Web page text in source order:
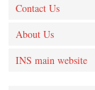
Contact Us
About Us
INS main website